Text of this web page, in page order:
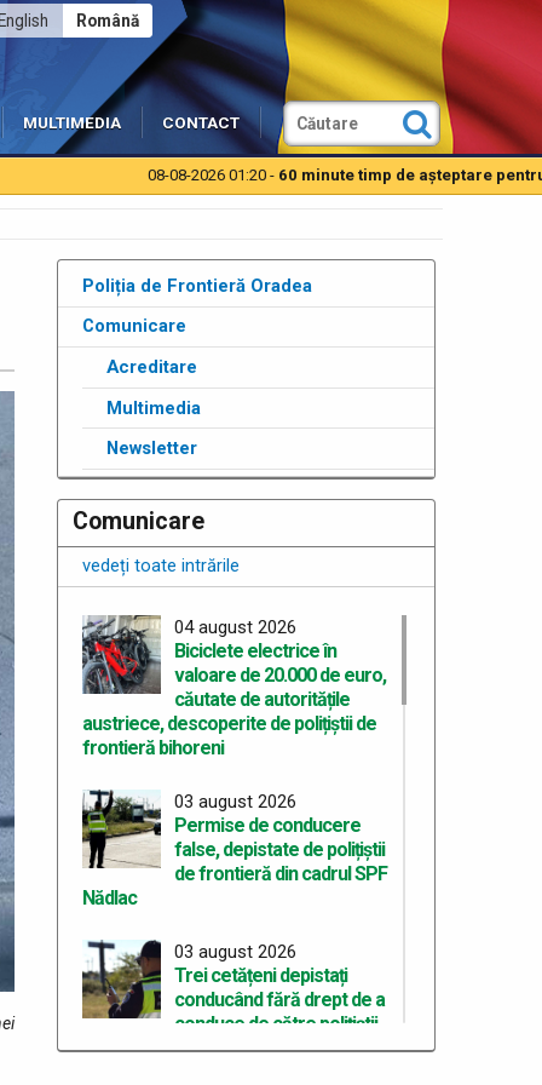
Română
English
MULTIMEDIA CONTACT
08-08-2026 01:20 -60 minute timp de aşteptare pentru
Poliția de Frontieră Oradea
Comunicare
Acreditare
Multimedia
Newsletter
Comunicare
vedeți toate intrările
04 august 2026
Biciclete electrice în
valoare de 20.000 de euro,
căutate de autoritățile
austriece, descoperite de polițiștii de
frontieră bihoreni
03 august 2026
Permise de conducere
false, depistate de polițiștii
de frontieră din cadrul SPF
Nădlac
03 august 2026
Trei cetățeni depistați
conducând fără drept de a
conduce de către polițiștii
de frontieră